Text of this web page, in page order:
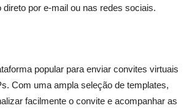
direto por e-mail ou nas redes sociais.
popular para enviar convites virtuais
Com uma ampla seleção de templates,
facilmente o convite e acompanhar as